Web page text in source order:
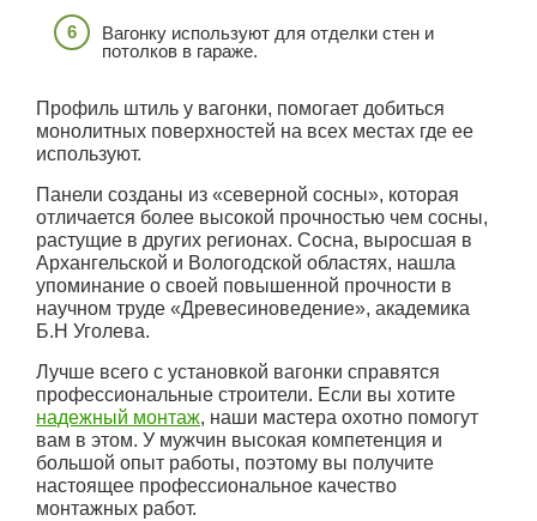
Вагонку используют для отделки стен и
потолков в гараже.
Профиль штиль у вагонки, помогает добиться
монолитных поверхностей на всех местах где ее
используют.
Панели созданы из «северной сосны», которая
отличается более высокой прочностью чем сосны,
растущие в других регионах. Сосна, выросшая в
Архангельской и Вологодской областях, нашла
упоминание о своей повышенной прочности в
научном труде «Древесиноведение», академика
Б.Н Уголева.
Лучше всего с установкой вагонки справятся
профессиональные строители. Если вы хотите
надежный монтаж, наши мастера охотно помогут
вам в этом. У мужчин высокая компетенция и
большой опыт работы, поэтому вы получите
настоящее профессиональное качество
монтажных работ.